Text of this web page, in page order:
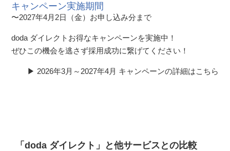
キャンペーン実施期間
〜2027年4月2日（金）お申し込み分まで
doda ダイレクトお得なキャンペーンを実施中！
ぜひこの機会を逃さず採用成功に繋げてください！
▶︎ 2026年3月～2027年4月 キャンペーンの詳細はこちら
「doda ダイレクト」と他サービスとの比較